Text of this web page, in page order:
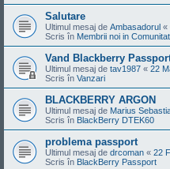
Salutare
Ultimul mesaj de Ambasadorul «
Scris în Membrii noi in
Vand Blackberry
Ultimul mesaj de tav1987 « 22
Scris în Vanzari
BLACKBERRY ARGON
Ultimul mesaj de Marius
Scris în BlackBerry DTEK60
problema passport
Ultimul mesaj de drcoman « 22
Scris în BlackBerry Passport